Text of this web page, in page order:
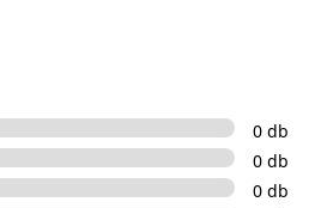
0 db
0 db
0 db